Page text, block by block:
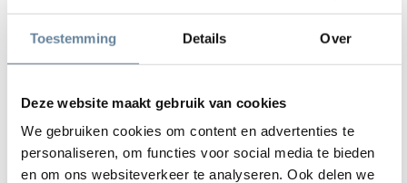
Toestemming Details Over
Deze website maakt gebruik van cookies
We gebruiken cookies om content en advertenties te
personaliseren, om functies voor social media te bieden
en om ons websiteverkeer te analyseren. Ook delen we
Zoeken